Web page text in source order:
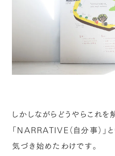
しかしながらどうやらこれを
「NARRATIVE（自分事）」
気づき始めたわけです。